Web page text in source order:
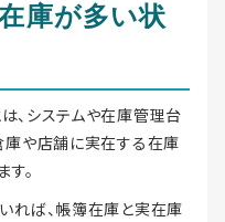
庫が多い状
は、システムや在庫管理台
庫や店舗に実在する在庫
。
れば、帳簿在庫と実在庫